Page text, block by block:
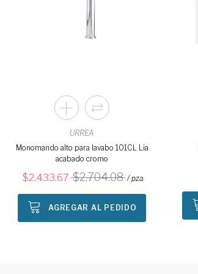
URREA
Monomando alto para lavabo 101CL Lia
acabado cromo
2,433.67 2,704.08 / pza
AGREGAR AL PEDIDO